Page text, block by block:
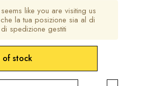
like you are visiting us
la tua posizione sia al di
spedizione gestiti